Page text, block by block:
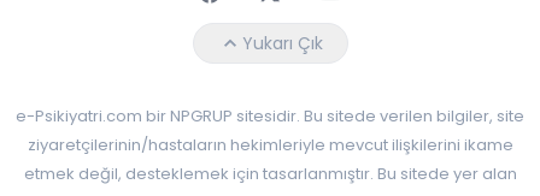
FaceebokTwitterYoutube
Yukarı Çık
e-Psikiyatri.com bir NPGRUP sitesidir. Bu sitede verilen bilgiler, site
ziyaretçilerinin/hastaların hekimleriyle mevcut ilişkilerini ikame
etmek değil, desteklemek için tasarlanmıştır. Bu sitede yer alan